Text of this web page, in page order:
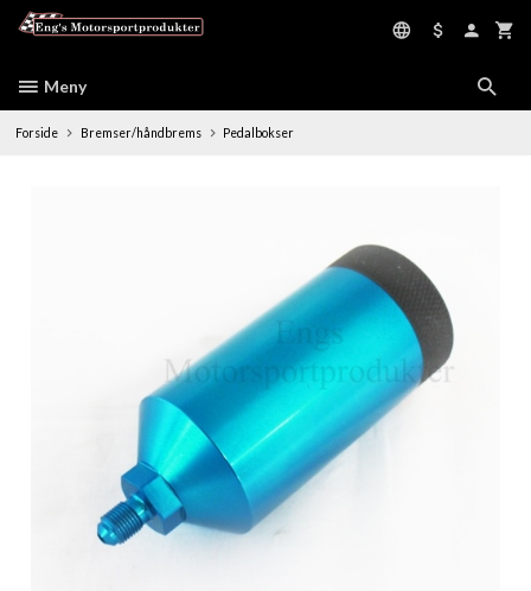
Meny
Forside Bremser/håndbrems Pedalbokser